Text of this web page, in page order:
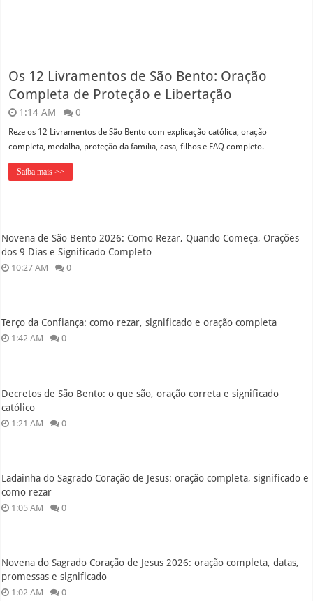
Os 12 Livramentos de São Bento: Oração
Completa de Proteção e Libertação
1:14 AM 0
Reze os 12 Livramentos de São Bento com explicação católica, oração
completa, medalha, proteção da família, casa, filhos e FAQ completo.
Saiba mais >>
Novena de São Bento 2026: Como Rezar, Quando Começa, Orações
dos 9 Dias e Significado Completo
10:27 AM 0
Terço da Confiança: como rezar, significado e oração completa
1:42 AM 0
Decretos de São Bento: o que são, oração correta e significado
católico
1:21 AM 0
Ladainha do Sagrado Coração de Jesus: oração completa, significado e
como rezar
1:05 AM 0
Novena do Sagrado Coração de Jesus 2026: oração completa, datas,
promessas e significado
1:02 AM 0